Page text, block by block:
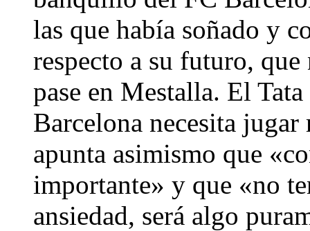
las que había soñado y
respecto a su futuro,
pase en Mestalla. El
Barcelona necesita
apunta asimismo que
importante» y que «no
ansiedad, será algo